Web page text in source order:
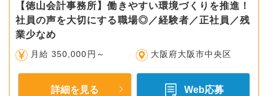
【徳山会計事務所】働きやすい環境づくりを推進！
社員の声を大切にする職場◎／経験者／正社員／残
業少なめ
月給 350,000円～ 大阪府大阪市中央区
詳細を見る Web応募